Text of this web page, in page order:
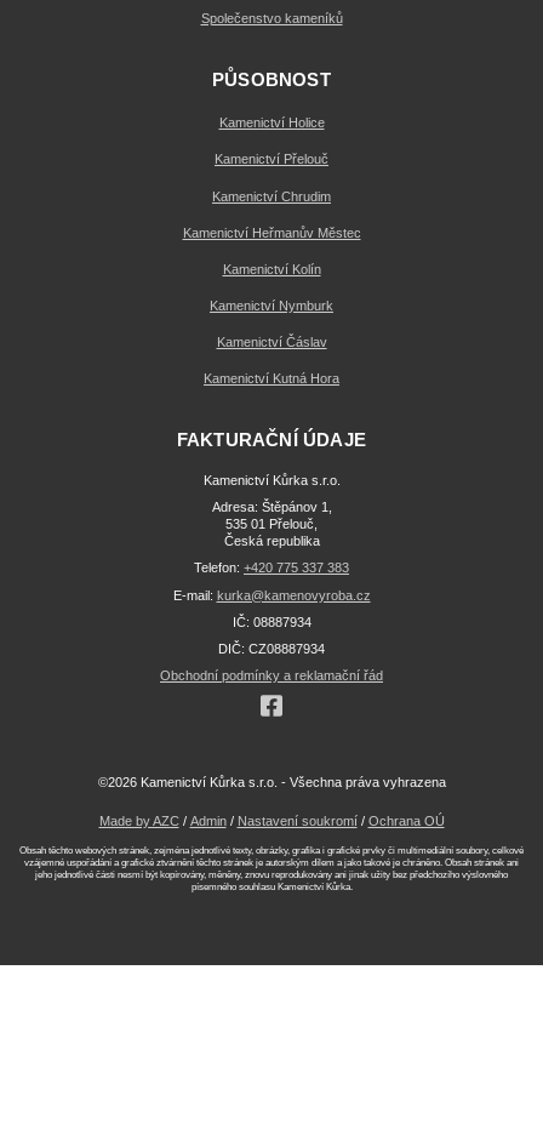
Společenstvo kameníků
PŮSOBNOST
Kamenictví Holice
Kamenictví Přelouč
Kamenictví Chrudim
Kamenictví Heřmanův Městec
Kamenictví Kolín
Kamenictví Nymburk
Kamenictví Čáslav
Kamenictví Kutná Hora
FAKTURAČNÍ ÚDAJE
Kamenictví Kůrka s.r.o.
Adresa: Štěpánov 1,
535 01 Přelouč,
Česká republika
Telefon: +420 775 337 383
E-mail: kurka@kamenovyroba.cz
IČ: 08887934
DIČ: CZ08887934
Obchodní podmínky a reklamační řád
©2026 Kamenictví Kůrka s.r.o. - Všechna práva vyhrazena
Made by AZC/ Admin/ Nastavení soukromí/ Ochrana OÚ
Obsah těchto webových stránek, zejména jednotlivé texty, obrázky, grafika i grafické prvky či multimediální soubory, celkové
vzájemné uspořádání a grafické ztvárnění těchto stránek je autorským dílem a jako takové je chráněno. Obsah stránek ani
jeho jednotlivé části nesmí být kopírovány, měněny, znovu reprodukovány ani jinak užity bez předchozího výslovného
písemného souhlasu Kamenictví Kůrka.